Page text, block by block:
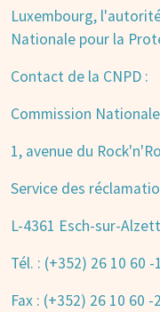
Luxembourg,
Nationale pour la
Contact de la CNPD :
Commission
1, avenue du
Service des
L-4361 Esch-sur-
Tél. : (+352) 26 10 60 -1
Fax : (+352) 26 10 60 -